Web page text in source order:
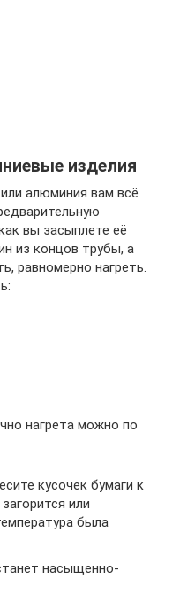
изделия
алюминия вам всё
вы засыплете её
из концов трубы, а
равномерно нагреть.
нагрета можно по
кусочек бумаги к
или
была
насыщенно-